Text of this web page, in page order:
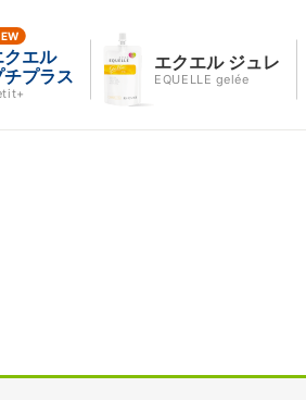
クエル
チプラス
エクエル ジュレ
EQUELLE gelée